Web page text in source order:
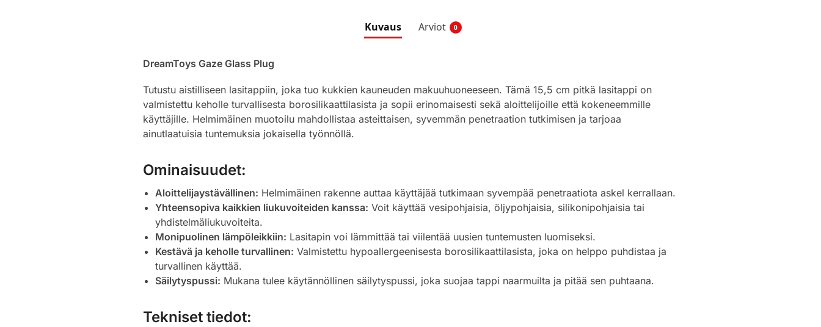
Kuvaus Arviot 0
DreamToys Gaze Glass Plug
Tutustu aistilliseen lasitappiin, joka tuo kukkien kauneuden makuuhuoneeseen. Tämä 15,5 cm pitkä lasitappi on
valmistettu keholle turvallisesta borosilikaattilasista ja sopii erinomaisesti sekä aloittelijoille että kokeneemmille
käyttäjille. Helmimäinen muotoilu mahdollistaa asteittaisen, syvemmän penetraation tutkimisen ja tarjoaa
ainutlaatuisia tuntemuksia jokaisella työnnöllä.
Ominaisuudet:
Aloittelijaystävällinen: Helmimäinen rakenne auttaa käyttäjää tutkimaan syvempää penetraatiota askel kerrallaan.
Yhteensopiva kaikkien liukuvoiteiden kanssa: Voit käyttää vesipohjaisia, öljypohjaisia, silikonipohjaisia tai
yhdistelmäliukuvoiteita.
Monipuolinen lämpöleikkiin: Lasitapin voi lämmittää tai viilentää uusien tuntemusten luomiseksi.
Kestävä ja keholle turvallinen: Valmistettu hypoallergeenisesta borosilikaattilasista, joka on helppo puhdistaa ja
turvallinen käyttää.
Säilytyspussi: Mukana tulee käytännöllinen säilytyspussi, joka suojaa tappi naarmuilta ja pitää sen puhtaana.
Tekniset tiedot: